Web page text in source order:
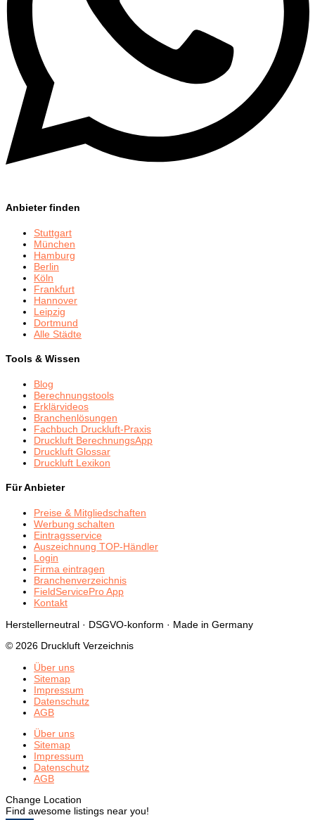
Anbieter finden
Stuttgart
München
Hamburg
Berlin
Köln
Frankfurt
Hannover
Leipzig
Dortmund
Alle Städte
Tools & Wissen
Blog
Berechnungstools
Erklärvideos
Branchenlösungen
Fachbuch Druckluft-Praxis
Druckluft BerechnungsApp
Druckluft Glossar
Druckluft Lexikon
Für Anbieter
Preise & Mitgliedschaften
Werbung schalten
Eintragsservice
Auszeichnung TOP-Händler
Login
Firma eintragen
Branchenverzeichnis
FieldServicePro App
Kontakt
Herstellerneutral · DSGVO-konform · Made in Germany
© 2026 Druckluft Verzeichnis
Über uns
Sitemap
Impressum
Datenschutz
AGB
Über uns
Sitemap
Impressum
Datenschutz
AGB
Change Location
Find awesome listings near you!